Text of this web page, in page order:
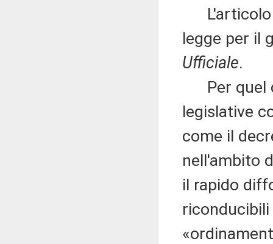
L'articolo
legge per il
Ufficiale.
Per quel
legislative
come il
nell'ambito
il rapido